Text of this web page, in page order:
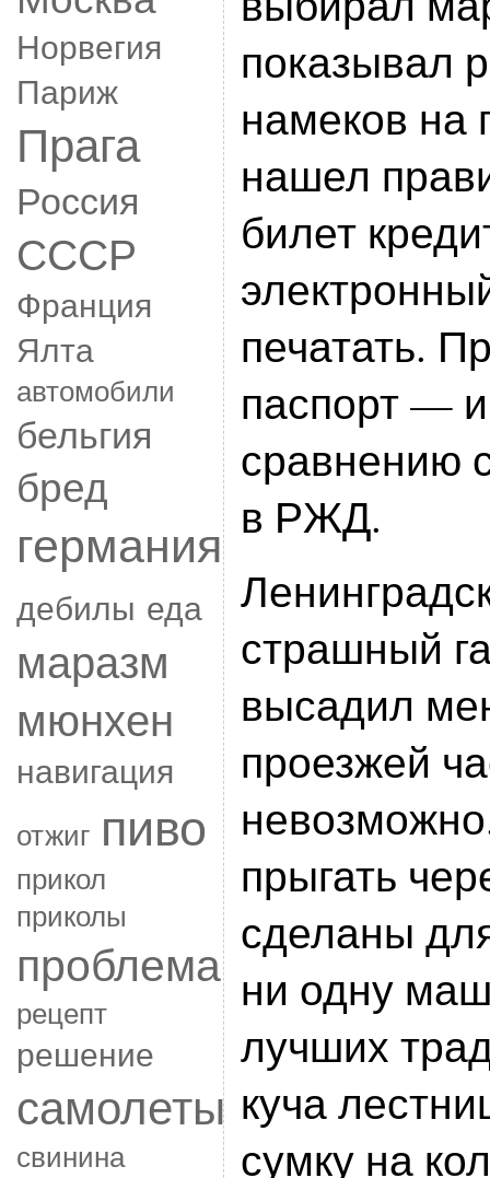
Норвегия
Париж
Прага
Россия
СССР
Франция
Ялта
автомобили
бельгия
бред
германия
дебилы еда
маразм
мюнхен
навигация
отжиг пиво
прикол
приколы
проблема
рецепт
решение
самолеты
свинина
показывал
намеков на
нашел
билет
печатать.
паспорт —
сравнению
в РЖД.
страшный
высадил
проезжей
прыгать
сделаны
ни одну
лучших
куча
сумку на